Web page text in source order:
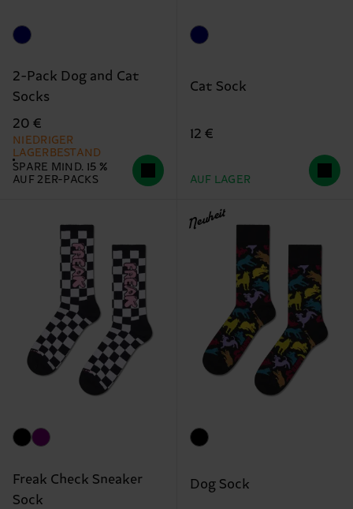
2-Pack Dog and Cat
Socks
20 €
NIEDRIGER
LAGERBESTAND
SPARE MIND. 15 %
AUF 2ER-PACKS
Cat Sock
12 €
AUF LAGER
Freak Check Sneaker
Sock
Neuheit
Dog Sock